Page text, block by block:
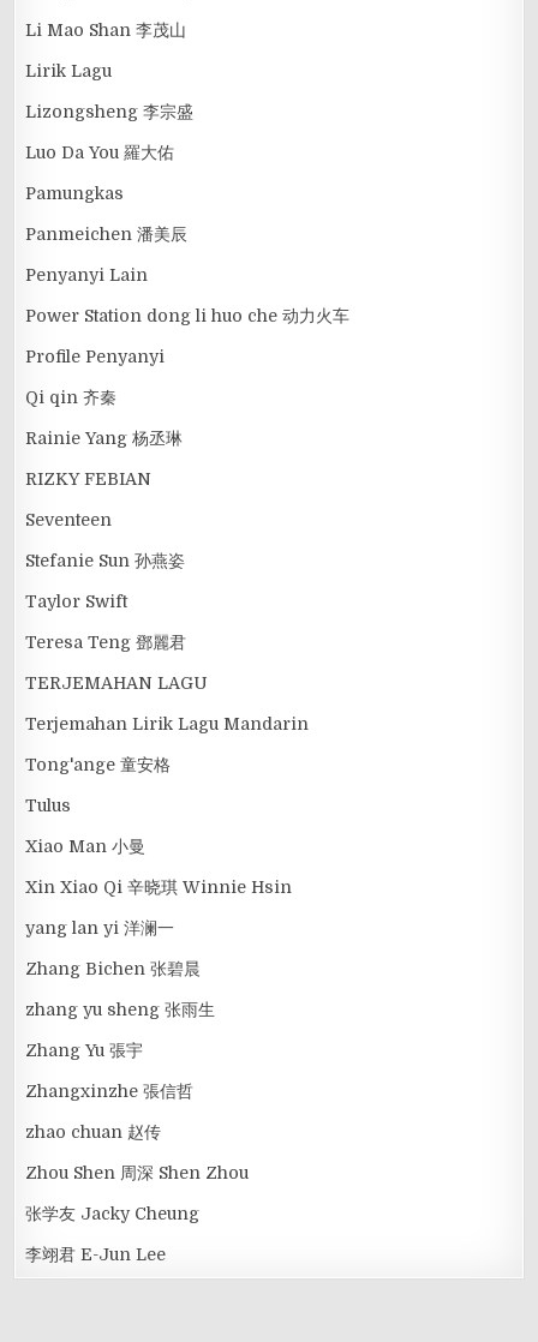
Li Mao Shan 李茂山
Lirik Lagu
Lizongsheng 李宗盛
Luo Da You 羅大佑
Pamungkas
Panmeichen 潘美辰
Penyanyi Lain
Power Station dong li huo che 动力火车
Profile Penyanyi
Qi qin 齐秦
Rainie Yang 杨丞琳
RIZKY FEBIAN
Seventeen
Stefanie Sun 孙燕姿
Taylor Swift
Teresa Teng 鄧麗君
TERJEMAHAN LAGU
Terjemahan Lirik Lagu Mandarin
Tong'ange 童安格
Tulus
Xiao Man 小曼
Xin Xiao Qi 辛晓琪 Winnie Hsin
yang lan yi 洋澜一
Zhang Bichen 张碧晨
zhang yu sheng 张雨生
Zhang Yu 張宇
Zhangxinzhe 張信哲
zhao chuan 赵传
Zhou Shen 周深 Shen Zhou
张学友 Jacky Cheung
李翊君 E-Jun Lee